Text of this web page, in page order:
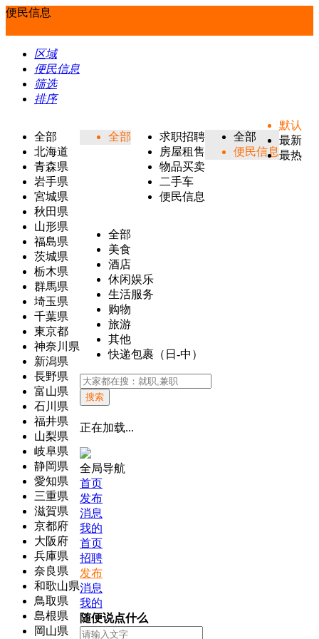
便民信息
区域
便民信息
筛选
排序
全部
北海道
青森県
岩手県
宮城県
秋田県
山形県
福島県
茨城県
栃木県
群馬県
埼玉県
千葉県
東京都
神奈川県
新潟県
長野県
富山県
石川県
福井県
山梨県
岐阜県
静岡県
愛知県
三重県
滋賀県
京都府
大阪府
兵庫県
奈良県
和歌山県
鳥取県
島根県
岡山県
全部
求职招聘
房屋租售
物品买卖
二手车
便民信息
全部
便民信息
全部
美食
酒店
休闲娱乐
生活服务
购物
旅游
其他
快递包裹（日-中）
默认
最新
最热
搜索
正在加载...
全局导航
首页
发布
消息
我的
首页
招聘
发布
消息
我的
随便说点什么